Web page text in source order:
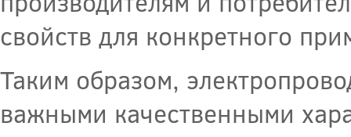
свойств для конкретного
Таким образом,
важными качественными